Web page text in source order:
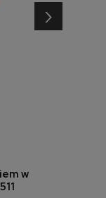
w
›